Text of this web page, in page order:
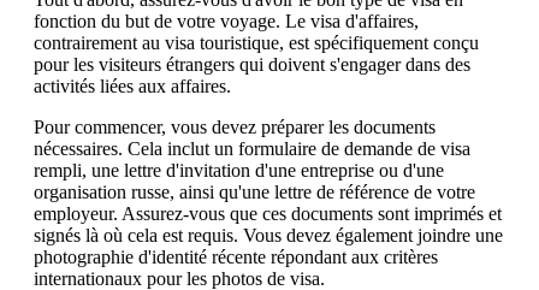
fonction du but de votre voyage. Le visa d'affaires,
contrairement au visa touristique, est spécifiquement conçu
pour les visiteurs étrangers qui doivent s'engager dans des
activités liées aux affaires.
Pour commencer, vous devez préparer les documents
nécessaires. Cela inclut un formulaire de demande de visa
rempli, une lettre d'invitation d'une entreprise ou d'une
organisation russe, ainsi qu'une lettre de référence de votre
employeur. Assurez-vous que ces documents sont imprimés et
signés là où cela est requis. Vous devez également joindre une
photographie d'identité récente répondant aux critères
internationaux pour les photos de visa.